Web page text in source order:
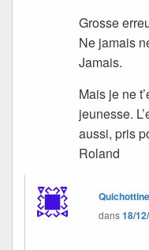
Grosse
Ne jamais
Jamais.
Mais je ne
jeunesse.
aussi, pris
Roland
Quichottine
dans18/